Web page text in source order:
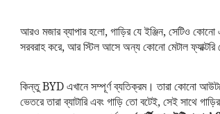
আরও মজার ব্যাপার হলো, গাড়ির যে ইঞ্জিন, সেটিও
সরবরাহ করে, আর স্টিল আসে অন্য কোনো মেটাল ফ্যাক্টরি
কিন্তু BYD এখানে সম্পূর্ণ ব্যতিক্রম। তারা কোনো
ভেতরে তারা ব্যাটারি এবং গাড়ি তো বটেই, সেই সাথে